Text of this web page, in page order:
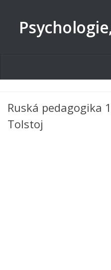
Tematické okruhy
Angličtina
Ruská pedagogika
Tolstoj